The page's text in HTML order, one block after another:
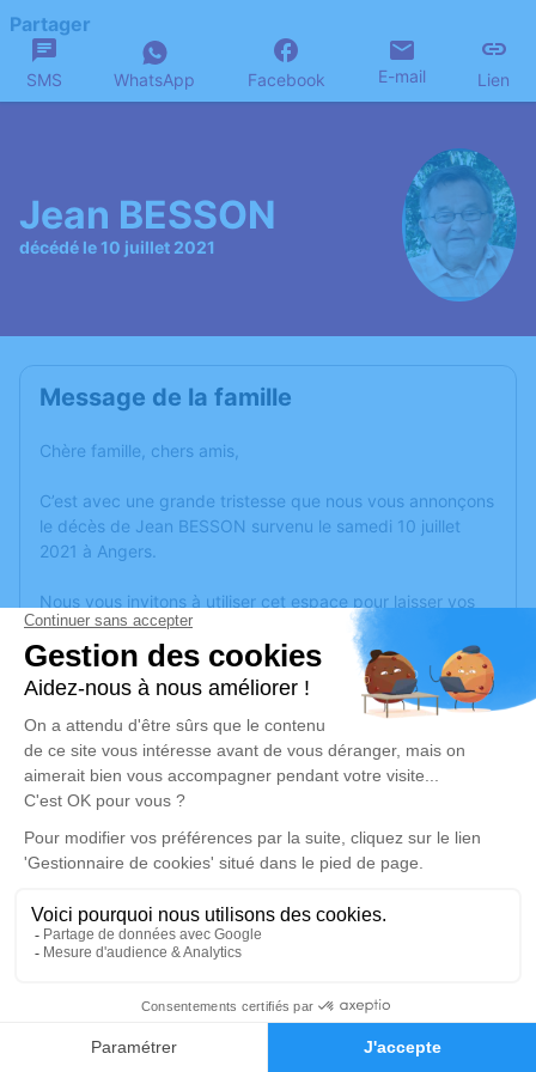
Faire-part Hommages
Partager
SMS WhatsApp Facebook E-mail Lien
Jean BESSON
décédé le 10 juillet 2021
Message de la famille
Chère famille, chers amis,
C’est avec une grande tristesse que nous vous annonçons
le décès de Jean BESSON survenu le samedi 10 juillet
2021 à Angers.
Nous vous invitons à utiliser cet espace pour laisser vos
condoléances, partager des photos souvenirs, une
anecdote ou exprimer vos pensées à travers des poèmes
ou des textes. Cet endroit est un lieu d'expression dédié à
honorer la mémoire de Jean BESSON.
Un service de plantation d’arbre hommage est disponible
ici.
Je rends hommage
Cérémonie
jeudi 15 juillet 2021 à 14h30
49125 Cheffes